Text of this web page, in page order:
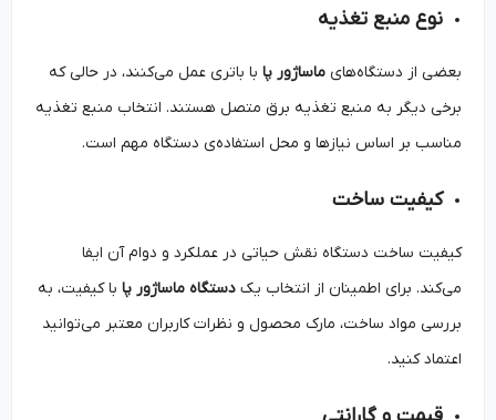
نوع منبع تغذیه
بعضی از دستگاه‌هایماساژور پابا باتری عمل می‌کنند، در حالی که
برخی دیگر به منبع تغذیه برق متصل هستند. انتخاب منبع تغذیه
مناسب بر اساس نیازها و محل استفاده‌ی دستگاه مهم است.
کیفیت ساخت
کیفیت ساخت دستگاه نقش حیاتی در عملکرد و دوام آن ایفا
می‌کند. برای اطمینان از انتخاب یکدستگاه ماساژور پابا کیفیت، به
بررسی مواد ساخت، مارک محصول و نظرات کاربران معتبر می‌توانید
اعتماد کنید.